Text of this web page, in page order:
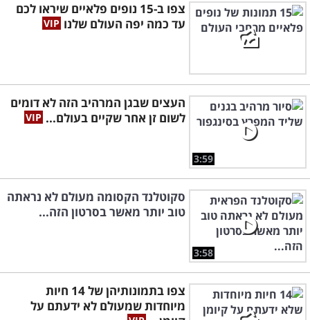
צפו ב-15 נופים פלאיים שיראו לכם
עד כמה יפה העולם שלנו
3:59
העצים שבגן המרהיב הזה לא דומים
לשום זן אחר שקיים בעולם...
3:58
סקוטלנד הקסומה מעולם לא נראתה
טוב יותר מאשר בסרטון הזה...
צפו בתמונותיהן של 14 חיות
מיוחדות שמעולם לא ידעתם על